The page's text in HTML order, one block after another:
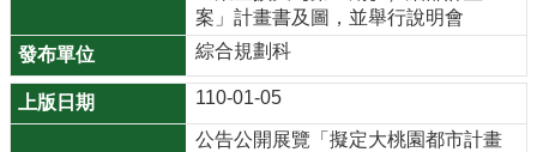
信
箱
E
案」計畫書及圖，並舉行說明會
綜合規劃科
110-01-05
公告公開展覽「擬定大桃園都市計畫